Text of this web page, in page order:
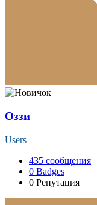
Оззи
Users
435 сообщения
0 Badges
0 Репутация